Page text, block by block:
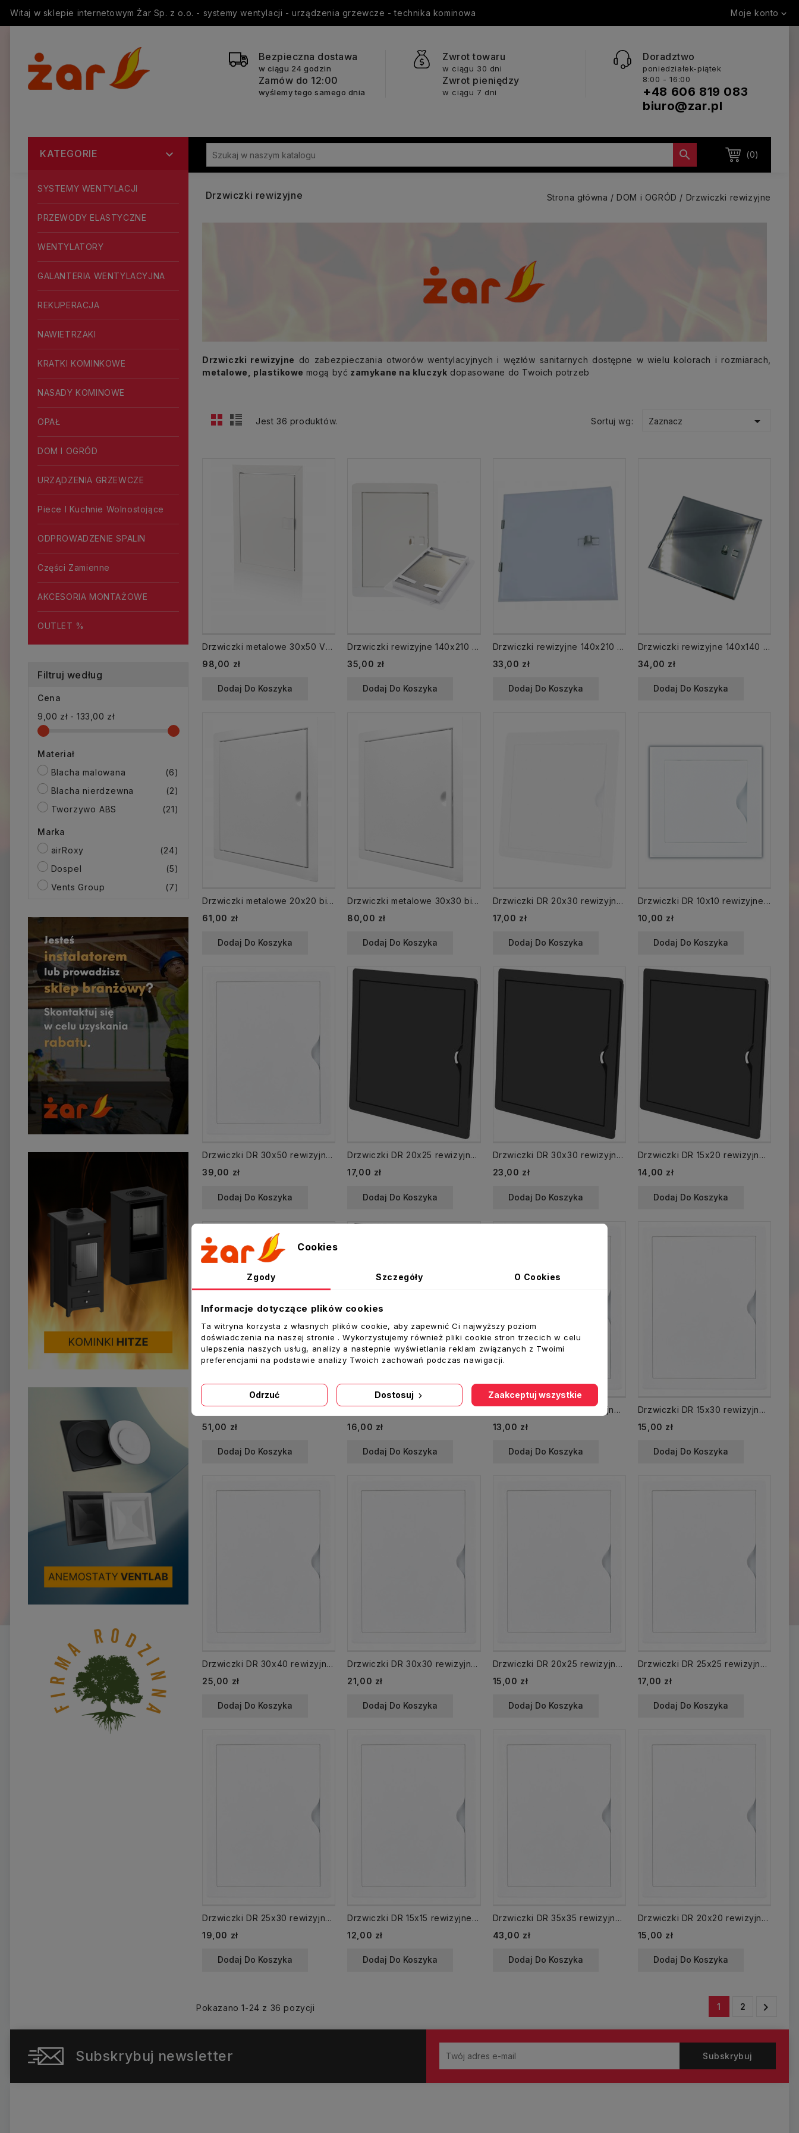
Witaj w sklepie internetowym Żar Sp. z o.o. - systemy wentylacji - urządzenia grzewcze - technika kominowa Moje konto 
Bezpieczna dostawa
w ciągu 24 godzin
Zamów do 12:00
wyślemy tego samego dnia
Zwrot towaru
w ciągu 30 dni
Zwrot pieniędzy
w ciągu 7 dni
Doradztwo
poniedziałek-piątek
8:00 - 16:00
+48 606 819 083
biuro@zar.pl
(0)

KATEGORIE 
SYSTEMY WENTYLACJI
PRZEWODY ELASTYCZNE
WENTYLATORY
GALANTERIA WENTYLACYJNA
REKUPERACJA
NAWIETRZAKI
KRATKI KOMINKOWE
NASADY KOMINOWE
OPAŁ
DOM I OGRÓD
URZĄDZENIA GRZEWCZE
Piece I Kuchnie Wolnostojące
ODPROWADZENIE SPALIN
Części Zamienne
AKCESORIA MONTAŻOWE
OUTLET %
Filtruj według
Cena
9,00 zł - 133,00 zł
Materiał
Blacha malowana
(6)
Blacha nierdzewna
(2)
Tworzywo ABS
(21)
Marka
airRoxy
(24)
Dospel
(5)
Vents Group
(7)
Drzwiczki rewizyjne Strona główna DOM i OGRÓD Drzwiczki rewizyjne
Drzwiczki rewizyjne do zabezpieczania otworów wentylacyjnych i węzłów sanitarnych dostępne w wielu kolorach i rozmiarach,
metalowe, plastikowe mogą być zamykane na kluczyk dopasowane do Twoich potrzeb
Jest 36 produktów. Sortuj wg: Zaznacz 
Drzwiczki metalowe 30x50 VENTS rewizyjne 300x500 z uchwytem plastikowym
98,00 zł
Dodaj Do Koszyka
Drzwiczki rewizyjne 140x210 mm 14x21 kominowe do wyczystki BIAŁE
35,00 zł
Dodaj Do Koszyka
Drzwiczki rewizyjne 140x210 mm 14x21 kominowe do wyczystki BIAŁE
33,00 zł
Dodaj Do Koszyka
Drzwiczki rewizyjne 140x140 mm nierdzewne 14x14 kominowe do wyczystki
34,00 zł
Dodaj Do Koszyka
Drzwiczki metalowe 20x20 białe maskujące rewizyjne AirRoxy
61,00 zł
Dodaj Do Koszyka
Drzwiczki metalowe 30x30 białe maskujące rewizyjne AirRoxy
80,00 zł
Dodaj Do Koszyka
Drzwiczki DR 20x30 rewizyjne 200x300 mm plastikowe białe
17,00 zł
Dodaj Do Koszyka
Drzwiczki DR 10x10 rewizyjne 100x00 mm plastikowe białe
10,00 zł
Dodaj Do Koszyka
Drzwiczki DR 30x50 rewizyjne 300x500 mm plastikowe białe
39,00 zł
Dodaj Do Koszyka
Drzwiczki DR 20x25 rewizyjne 200x250 mm plastikowe grafitowe
17,00 zł
Dodaj Do Koszyka
Drzwiczki DR 30x30 rewizyjne 300x300 mm plastikowe grafitowe
23,00 zł
Dodaj Do Koszyka
Drzwiczki DR 15x20 rewizyjne 150x200 mm plastikowe grafitowe
14,00 zł
Dodaj Do Koszyka
51,00 zł
Dodaj Do Koszyka
Drzwiczki DR 20x20 rewizyjne 200x200 mm plastikowe grafitowe
16,00 zł
Dodaj Do Koszyka
Drzwiczki DR 15x20 rewizyjne 150x200 mm plastikowe białe
13,00 zł
Dodaj Do Koszyka
Drzwiczki DR 15x30 rewizyjne 150x300 mm plastikowe białe
15,00 zł
Dodaj Do Koszyka
Drzwiczki DR 30x40 rewizyjne 300x400 mm plastikowe białe
25,00 zł
Dodaj Do Koszyka
Drzwiczki DR 30x30 rewizyjne 300x300 mm plastikowe białe
21,00 zł
Dodaj Do Koszyka
Drzwiczki DR 20x25 rewizyjne 200x250 mm plastikowe białe
15,00 zł
Dodaj Do Koszyka
Drzwiczki DR 25x25 rewizyjne 250x250 mm plastikowe białe
17,00 zł
Dodaj Do Koszyka
Drzwiczki DR 25x30 rewizyjne 250x300 mm plastikowe białe
19,00 zł
Dodaj Do Koszyka
Drzwiczki DR 15x15 rewizyjne 150x150 mm plastikowe białe
12,00 zł
Dodaj Do Koszyka
Drzwiczki DR 35x35 rewizyjne 350x350 mm plastikowe białe
43,00 zł
Dodaj Do Koszyka
Drzwiczki DR 20x20 rewizyjne 200x200 mm plastikowe białe
15,00 zł
Dodaj Do Koszyka
Pokazano 1-24 z 36 pozycji 1 2 
Subskrybuj newsletter
Cookies
Zgody Szczegóły O Cookies
Informacje dotyczące plików cookies
Ta witryna korzysta z własnych plików cookie, aby zapewnić Ci najwyższy poziom
doświadczenia na naszej stronie . Wykorzystujemy również pliki cookie stron trzecich w celu
ulepszenia naszych usług, analizy a nastepnie wyświetlania reklam związanych z Twoimi
preferencjami na podstawie analizy Twoich zachowań podczas nawigacji.
Odrzuć Dostosuj Zaakceptuj wszystkie